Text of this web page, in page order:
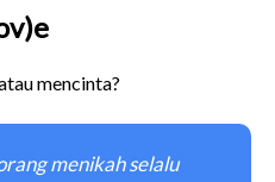
mencinta?
menikah selalu